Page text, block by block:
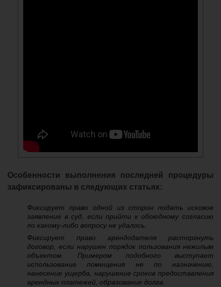
Особенности выполнения последней процедуры
зафиксированы в следующих статьях:
Фиксирует право одной из сторон подать исковое
заявление в суд, если прийти к обоюдному согласию
по какому-либо вопросу не удалось.
Фиксирует право арендодателя расторгнуть
договор, если нарушен порядок пользования нежилым
объектом. Примером подобного выступает
использование помещения не по назначению,
нанесение ущерба, нарушение сроков предоставления
арендных платежей, образование долга.